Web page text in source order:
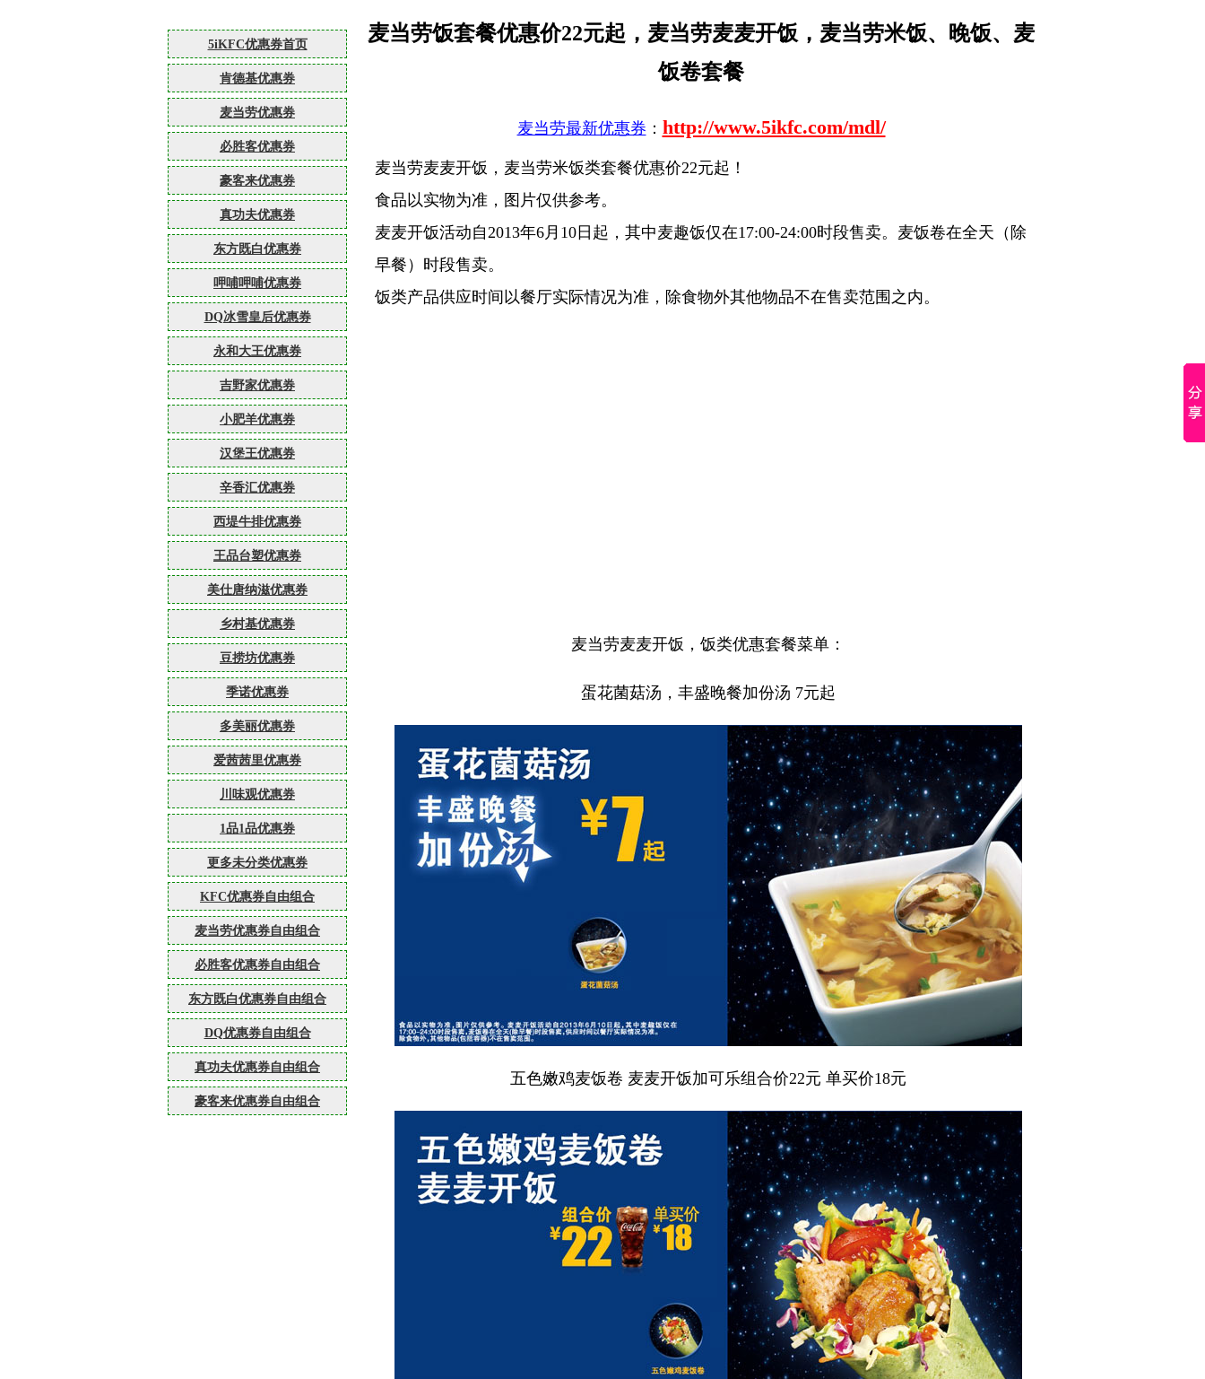
5iKFC优惠券首页
肯德基优惠券
麦当劳优惠券
必胜客优惠券
豪客来优惠券
真功夫优惠券
东方既白优惠券
呷哺呷哺优惠券
DQ冰雪皇后优惠券
永和大王优惠券
吉野家优惠券
小肥羊优惠券
汉堡王优惠券
辛香汇优惠券
西堤牛排优惠券
王品台塑优惠券
美仕唐纳滋优惠券
乡村基优惠券
豆捞坊优惠券
季诺优惠券
多美丽优惠券
爱茜茜里优惠券
川味观优惠券
1品1品优惠券
更多未分类优惠券
KFC优惠券自由组合
麦当劳优惠券自由组合
必胜客优惠券自由组合
东方既白优惠券自由组合
DQ优惠券自由组合
真功夫优惠券自由组合
豪客来优惠券自由组合
麦当劳饭套餐优惠价22元起，麦当劳麦麦开饭，麦当劳米饭、晚饭、麦
饭卷套餐
麦当劳最新优惠券 ： http://www.5ikfc.com/mdl/
麦当劳麦麦开饭，麦当劳米饭类套餐优惠价22元起！
食品以实物为准，图片仅供参考。
麦麦开饭活动自2013年6月10日起，其中麦趣饭仅在17:00-24:00时段售卖。麦饭卷在全天（除
早餐）时段售卖。
饭类产品供应时间以餐厅实际情况为准，除食物外其他物品不在售卖范围之内。
麦当劳麦麦开饭，饭类优惠套餐菜单：
蛋花菌菇汤，丰盛晚餐加份汤 7元起
五色嫩鸡麦饭卷 麦麦开饭加可乐组合价22元 单买价18元